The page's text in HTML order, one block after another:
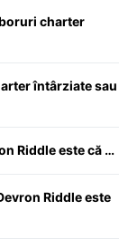
charter
întârziate sau
Riddle este că …
Riddle este